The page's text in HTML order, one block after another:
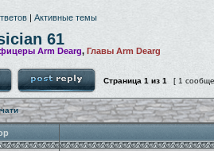
| Активные темы
61
Arm Dearg, Главы Arm Dearg
Страница 1 из 1 [ 1